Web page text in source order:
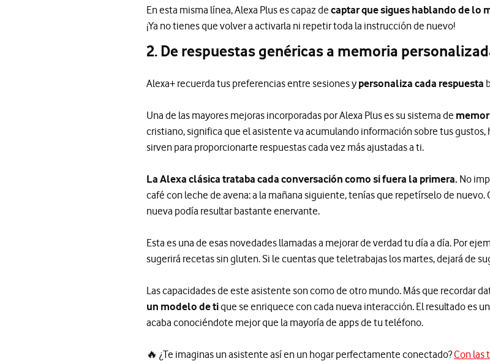
En esta misma línea, Alexa Plus es capaz de captar que sigues hablando de lo
¡Ya no tienes que volver a activarla ni repetir toda la instrucción de nuevo!
2. De respuestas genéricas a memoria
Alexa+ recuerda tus preferencias entre sesiones y personaliza cada respuesta
Una de las mayores mejoras incorporadas por Alexa Plus es su sistema de
cristiano, significa que el asistente va acumulando información sobre tus gustos,
sirven para proporcionarte respuestas cada vez más ajustadas a ti.
La Alexa clásica trataba cada conversación como si fuera la primera. No
café con leche de avena: a la mañana siguiente, tenías que repetírselo de nuevo.
nueva podía resultar bastante enervante.
Esta es una de esas novedades llamadas a mejorar de verdad tu día a día. Por
sugerirá recetas sin gluten. Si le cuentas que teletrabajas los martes, dejará de
Las capacidades de este asistente son como de otro mundo. Más que recordar
un modelo de tique se enriquece con cada nueva interacción. El resultado es
acaba conociéndote mejor que la mayoría de apps de tu teléfono.
🔥 ¿Te imaginas un asistente así en un hogar perfectamente conectado?Con las